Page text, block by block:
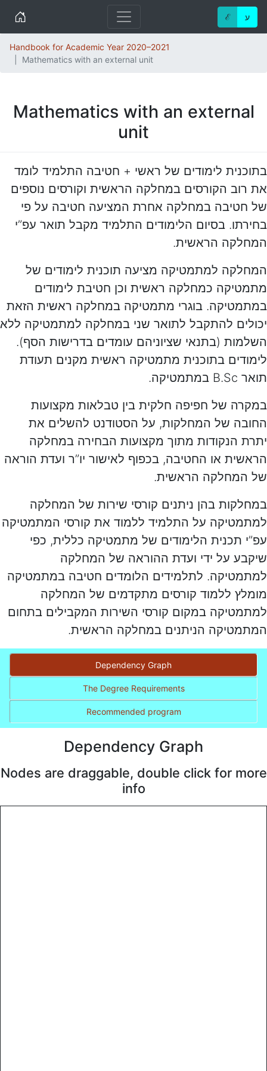
Home ℰ ע
Handbook for Academic Year 2020–2021
Mathematics with an external unit
Mathematics with an external
unit
בתוכנית לימודים של ראשי + חטיבה התלמיד לומד
את רוב הקורסים במחלקה הראשית וקורסים נוספים
של חטיבה במחלקה אחרת המציעה חטיבה על פי
בחירתו. בסיום הלימודים התלמיד מקבל תואר עפ”י
המחלקה הראשית.
המחלקה למתמטיקה מציעה תוכנית לימודים של
מתמטיקה כמחלקה ראשית וכן חטיבת לימודים
במתמטיקה. בוגרי מתמטיקה במחלקה ראשית הזאת
יכולים להתקבל לתואר שני במחלקה למתמטיקה ללא
השלמות (בתנאי שציוניהם עומדים בדרישות הסף).
לימודים בתוכנית מתמטיקה ראשית מקנים תעודת
תואר B.Sc במתמטיקה.
במקרה של חפיפה חלקית בין טבלאות מקצועות
החובה של המחלקות, על הסטודנט להשלים את
יתרת הנקודות מתוך מקצועות הבחירה במחלקה
הראשית או החטיבה, בכפוף לאישור יו”ר ועדת הוראה
של המחלקה הראשית.
במחלקות בהן ניתנים קורסי שירות של המחלקה
למתמטיקה על התלמיד ללמוד את קורסי המתמטיקה
עפ”י תכנית הלימודים של מתמטיקה כללית, כפי
שיקבע על ידי ועדת ההוראה של המחלקה
למתמטיקה. לתלמידים הלומדים חטיבה במתמטיקה
מומלץ ללמוד קורסים מתקדמים של המחלקה
למתמטיקה במקום קורסי השירות המקבילים בתחום
המתמטיקה הניתנים במחלקה הראשית.
Dependency Graph
The Degree Requirements
Recommended program
Dependency Graph
Nodes are draggable, double click for more
info